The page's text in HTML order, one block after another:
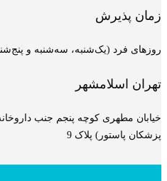
زمان پذیرش
روزهای فرد (یک‌شنبه، سه‌شنبه و پنج‌شنبه) ساعت
تهران اسلامشهر
خیابان مطهری کوچه پنجم جنب
پزشکان پاستور) پلاک 9